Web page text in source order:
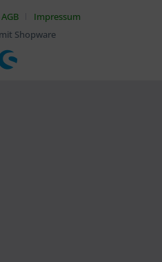
AGB
Impressum
Shopware